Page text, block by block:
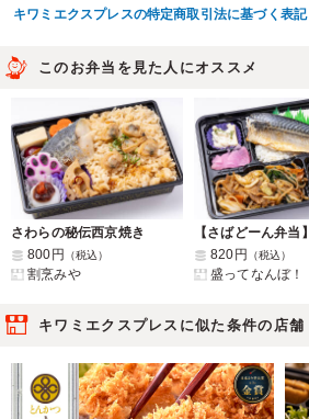
キワミエクスプレスの特定商取引法に基づく表記
このお弁当を見た人にオススメ
さわらの秘伝西京焼き
800円
（税込）
割烹みや
820円
（税込）
盛ってなんぼ！
キワミエクスプレスに似た条件の店舗